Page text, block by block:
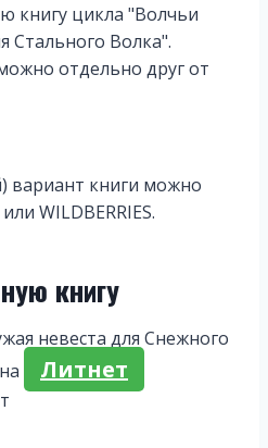
книгу цикла "Волчьи
Стального Волка".
отдельно друг от
вариант книги можно
WILDBERRIES.
книгу
невеста для Снежного
Литнет